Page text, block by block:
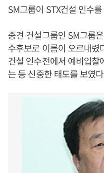
SM그룹이 STX건설 인수
중견 건설그룹인 SM그룹
수후보로 이름이 오르내렸
건설 인수전에서 예비입
는 등 신중한 태도를 보였